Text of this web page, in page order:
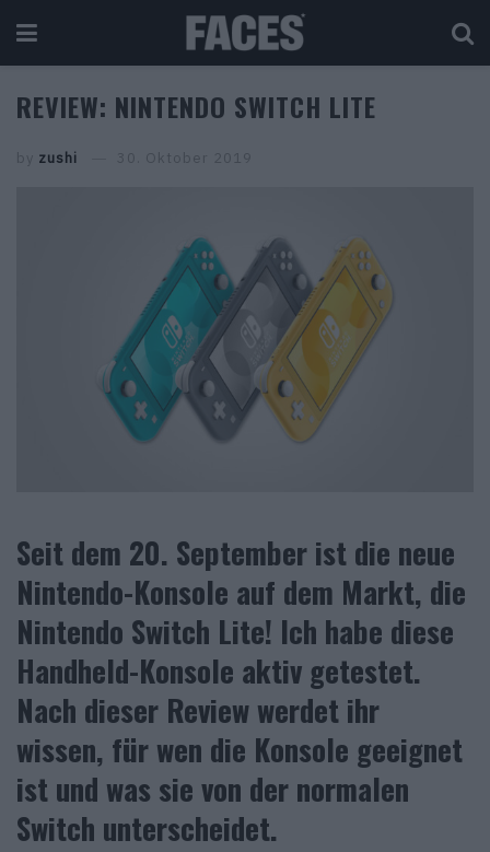
REVIEW: NINTENDO SWITCH LITE
by zushi 30. Oktober 2019
Seit dem 20. September ist die neue
Nintendo-Konsole auf dem Markt, die
Nintendo Switch Lite! Ich habe diese
Handheld-Konsole aktiv getestet.
Nach dieser Review werdet ihr
wissen, für wen die Konsole geeignet
ist und was sie von der normalen
Switch unterscheidet.